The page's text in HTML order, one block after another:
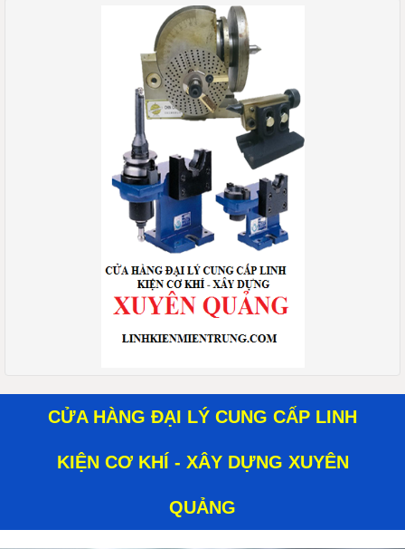
CỬA HÀNG ĐẠI LÝ CUNG CẤP LINH
KIỆN CƠ KHÍ - XÂY DỰNG XUYÊN
QUẢNG